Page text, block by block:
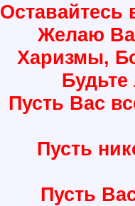
Желаю
Харизмы,
Пусть Вас
Пусть
Пусть